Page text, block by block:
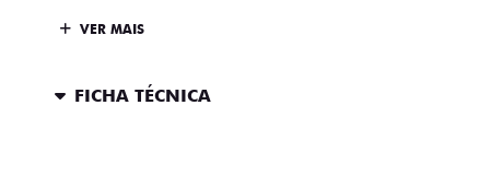
VER MAIS
FICHA TÉCNICA